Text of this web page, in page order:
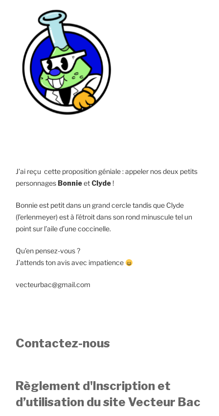
J’ai reçu cette proposition géniale : appeler nos deux petits
personnages Bonnieet Clyde !
Bonnie est petit dans un grand cercle tandis que Clyde
(l’erlenmeyer) est à l’étroit dans son rond minuscule tel un
point sur l’aile d’une coccinelle.
Qu’en pensez-vous ?
J’attends ton avis avec impatience
vecteurbac@gmail.com
Contactez-nous
Règlement d'Inscription et
d’utilisation du site Vecteur Bac